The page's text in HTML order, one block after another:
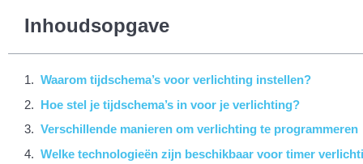
Inhoudsopgave
Waarom tijdschema’s voor verlichting instellen?
Hoe stel je tijdschema’s in voor je verlichting?
Verschillende manieren om verlichting te programmeren
Welke technologieën zijn beschikbaar voor timer